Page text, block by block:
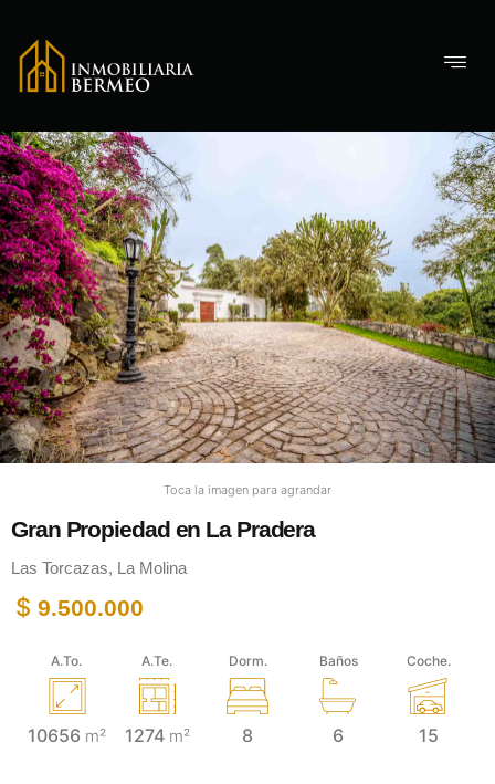
Toca la imagen para agrandar
Gran Propiedad en La Pradera
Las Torcazas, La Molina
$ 9.500.000
A.To. A.Te. Dorm. Baños Coche.
10656 m² 1274 m² 8 6 15